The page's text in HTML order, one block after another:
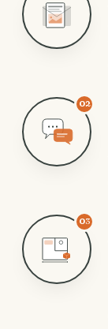
02
03